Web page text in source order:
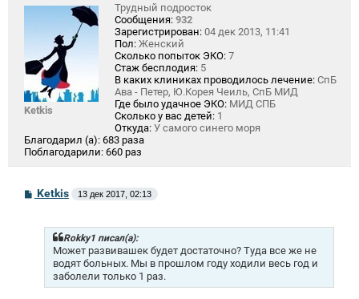
Ketkis
Трудный подросток
Сообщения: 932
Зарегистрирован: 04 дек 2013, 11:41
Пол: Женский
Сколько попыток ЭКО: 7
Стаж бесплодия: 5
В каких клиниках проводилось лечение: СпБ
Ава - Петер, Ю.Корея Чеиль, СпБ МИД
Где было удачное ЭКО: МИД СПБ
Сколько у вас детей: 1
Откуда: У самого синего моря
Благодарил (а): 683 раза
Поблагодарили: 660 раз
СKetkis 13 дек 2017, 02:13
Rokky1 писал(а):
Может развивашек будет достаточно? Туда все же не
водят больных. Мы в прошлом году ходили весь год и
заболели только 1 раз.